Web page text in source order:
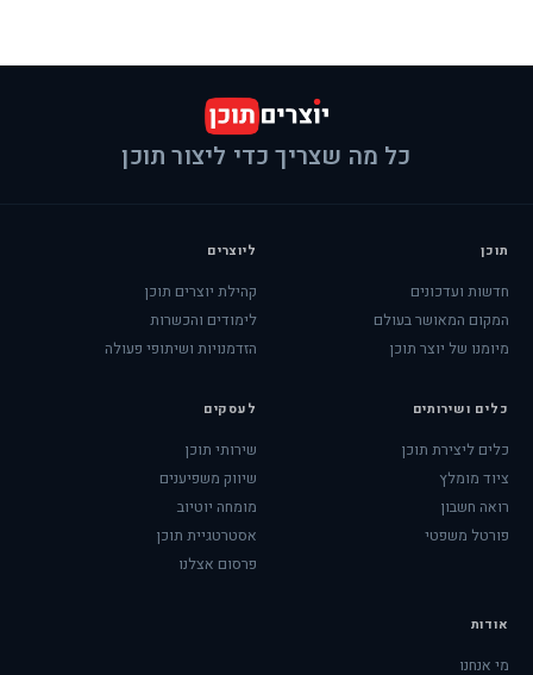
כל מה שצריך כדי ליצור תוכן
תוכן
חדשות ועדכונים
המקום המאושר בעולם
מיומנו של יוצר תוכן
ליוצרים
קהילת יוצרים תוכן
לימודים והכשרות
הזדמנויות ושיתופי פעולה
כלים ושירותים
כלים ליצירת תוכן
ציוד מומלץ
רואה חשבון
פורטל משפטי
לעסקים
שירותי תוכן
שיווק משפיענים
מומחה יוטיוב
אסטרטגיית תוכן
פרסום אצלנו
אודות
מי אנחנו